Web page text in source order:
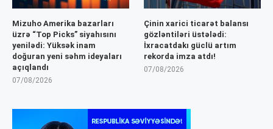
Mizuho Amerika bazarları
üzrə “Top Picks” siyahısını
yenilədi: Yüksək inam
doğuran yeni səhm ideyaları
açıqlandı
07/08/2026
Çinin xarici ticarət balansı
gözləntiləri üstələdi:
İxracatdakı güclü artım
rekorda imza atdı!
07/08/2026